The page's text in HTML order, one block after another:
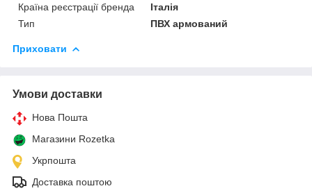
Країна реєстрації бренда
Італія
Тип
ПВХ армований
Приховати
Умови доставки
Нова Пошта
Магазини Rozetka
Укрпошта
Доставка поштою